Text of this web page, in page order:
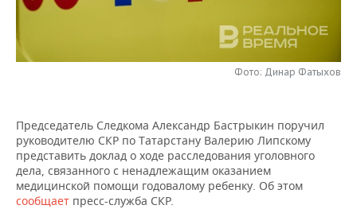
ТЕЛЕКОММУНИКАЦИИ
БИЗНЕС-БРАНЧИ
ONLINE-КОНФЕРЕНЦИИ
ФУТБОЛ
ХОККЕЙ
ВОЛЕЙБОЛ
КИБЕРСПОРТ
ФИГУРНОЕ КАТАНИЕ
НОВОСТИ ОБЩЕСТВА
ВЛАСТЬ
ИСТОРИЯ
КУЛЬТУРА
МЕДИЦИНА
ФОТОГАЛЕРЕЯ
СЮЖЕТЫ
СПИСОК ПЕРСОН
СПИСОК КОМПАНИЙ
ПОЛНАЯ ВЕРСИЯ
Фото: Динар Фатыхов
Председатель Следкома Александр Бастрыкин поручил
руководителю СКР по Татарстану Валерию Липскому
представить доклад о ходе расследования уголовного
дела, связанного с ненадлежащим оказанием
медицинской помощи годовалому ребенку. Об этом
сообщает пресс-служба СКР.